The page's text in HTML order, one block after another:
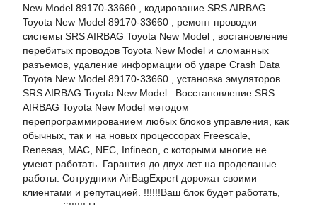
New Model 89170-33660 , кодирование SRS AIRBAG
Toyota New Model 89170-33660 , ремонт проводки
системы SRS AIRBAG Toyota New Model , востановление
перебитых проводов Toyota New Model и сломанных
разъемов, удаление информации об ударе Crash Data
Toyota New Model 89170-33660 , установка эмуляторов
SRS AIRBAG Toyota New Model . Восстановление SRS
AIRBAG Toyota New Model методом
перепрограммированием любых блоков управления, как
обычных, так и на новых процессорах Freescale,
Renesas, MAC, NEC, Infineon, с которыми многие не
умеют работать. Гарантия до двух лет на проделаные
работы. Сотрудники AirBagExpert дорожат своими
клиентами и репутацией. !!!!!!Ваш блок будет работать,